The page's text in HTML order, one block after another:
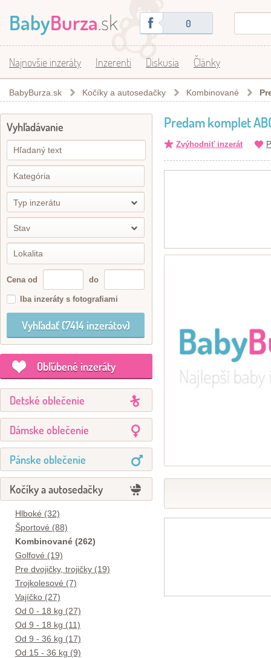
BabyBurza.sk 0
Najnovšie inzeráty Inzerenti Diskusia Články
BabyBurza.sk Kočíky a autosedačky Kombinované
Vyhľadávanie
Typ inzerátu
Stav
Cena od do
Iba inzeráty s fotografiami
Obľúbené inzeráty
Detské oblečenie
Dámske oblečenie
Pánske oblečenie
Kočíky a autosedačky
Hlboké (32)
Športové (88)
Kombinované (262)
Golfové (19)
Pre dvojičky, trojičky (19)
Trojkolesové (7)
Vajíčko (27)
Od 0 - 18 kg (27)
Od 9 - 18 kg (11)
Od 9 - 36 kg (17)
Od 15 - 36 kg (9)
Predam komplet
Zvýhodniť inzerát